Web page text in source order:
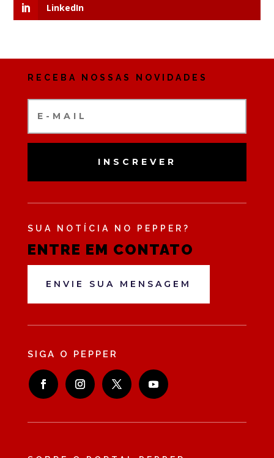
LinkedIn
RECEBA NOSSAS NOVIDADES
INSCREVER
SUA NOTÍCIA NO PEPPER?
ENTRE EM CONTATO
ENVIE SUA MENSAGEM
SIGA O PEPPER